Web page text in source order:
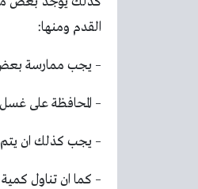
القدم ومنها:
– يجب ممارسة بعض
– المحافظة على
– يجب كذلك ان يتم
– كما ان تناول